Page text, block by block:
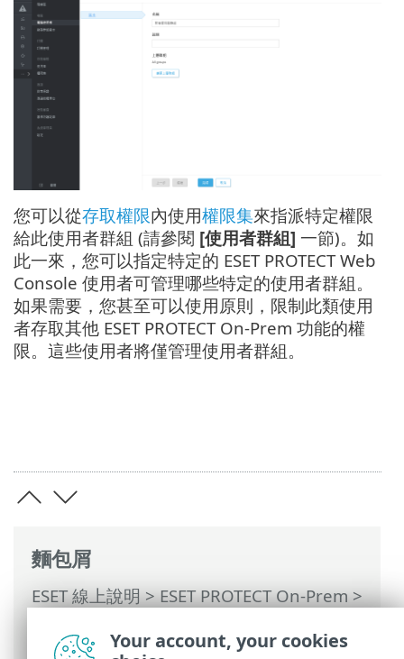
麵包屑
ESET 線上說明>ESET PROTECT On-Prem>
PROTECT On-Prem 主功能表> 其他 >電腦
您可以從存取權限內使用權限集來指派特定權限
給此使用者群組 (請參閱 [使用者群組] 一節)。如
此一來，您可以指定特定的 ESET PROTECT Web
Console 使用者可管理哪些特定的使用者群組。
如果需要，您甚至可以使用原則，限制此類使用
者存取其他 ESET PROTECT On-Prem 功能的權
限。這些使用者將僅管理使用者群組。
Your account, your cookies